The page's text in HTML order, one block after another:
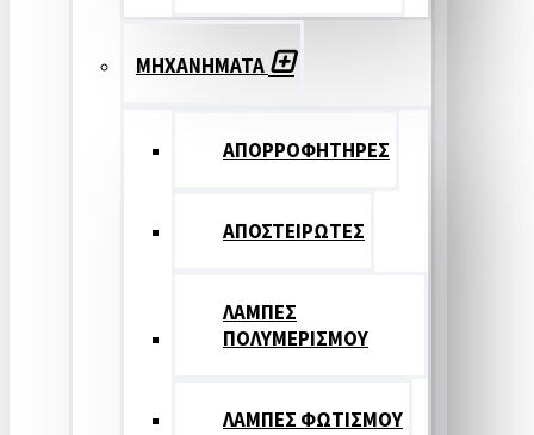
ΜΗΧΑΝΗΜΑΤΑ
ΑΠΟΡΡΟΦΗΤΗΡΕΣ
ΑΠΟΣΤΕΙΡΩΤΕΣ
ΛΑΜΠΕΣ
ΠΟΛΥΜΕΡΙΣΜΟΥ
ΛΑΜΠΕΣ ΦΩΤΙΣΜΟΥ